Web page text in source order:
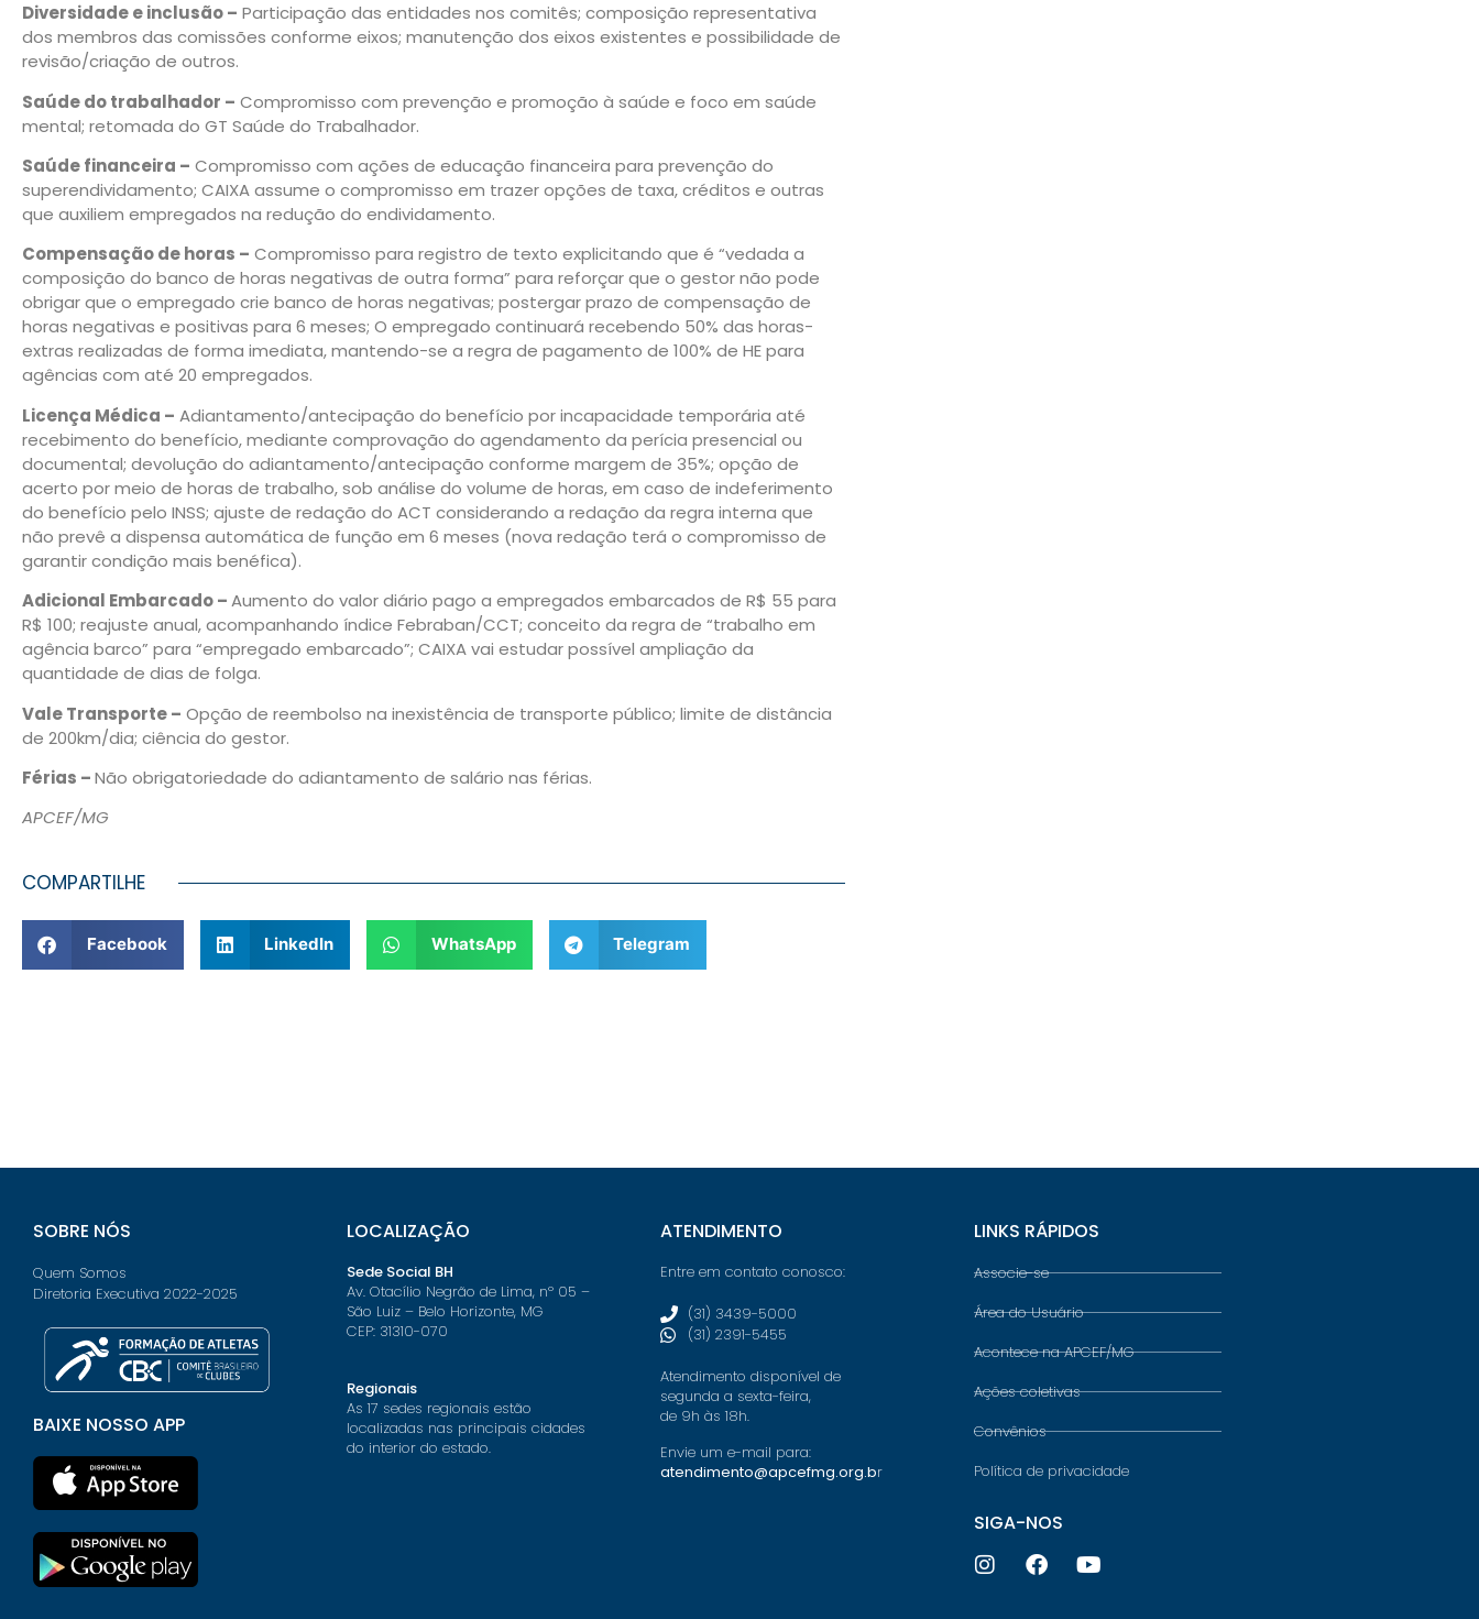
Diversidade e inclusão – Participação das entidades nos comitês; composição representativa
dos membros das comissões conforme eixos; manutenção dos eixos existentes e possibilidade de
revisão/criação de outros.
Saúde do trabalhador – Compromisso com prevenção e promoção à saúde e foco em saúde
mental; retomada do GT Saúde do Trabalhador.
Saúde financeira – Compromisso com ações de educação financeira para prevenção do
superendividamento; CAIXA assume o compromisso em trazer opções de taxa, créditos e outras
que auxiliem empregados na redução do endividamento.
Compensação de horas – Compromisso para registro de texto explicitando que é “vedada a
composição do banco de horas negativas de outra forma” para reforçar que o gestor não pode
obrigar que o empregado crie banco de horas negativas; postergar prazo de compensação de
horas negativas e positivas para 6 meses; O empregado continuará recebendo 50% das horas-
extras realizadas de forma imediata, mantendo-se a regra de pagamento de 100% de HE para
agências com até 20 empregados.
Licença Médica – Adiantamento/antecipação do benefício por incapacidade temporária até
recebimento do benefício, mediante comprovação do agendamento da perícia presencial ou
documental; devolução do adiantamento/antecipação conforme margem de 35%; opção de
acerto por meio de horas de trabalho, sob análise do volume de horas, em caso de indeferimento
do benefício pelo INSS; ajuste de redação do ACT considerando a redação da regra interna que
não prevê a dispensa automática de função em 6 meses (nova redação terá o compromisso de
garantir condição mais benéfica).
Adicional Embarcado –Aumento do valor diário pago a empregados embarcados de R$ 55 para
R$ 100; reajuste anual, acompanhando índice Febraban/CCT; conceito da regra de “trabalho em
agência barco” para “empregado embarcado”; CAIXA vai estudar possível ampliação da
quantidade de dias de folga.
Vale Transporte – Opção de reembolso na inexistência de transporte público; limite de distância
de 200km/dia; ciência do gestor.
Férias –Não obrigatoriedade do adiantamento de salário nas férias.
APCEF/MG
COMPARTILHE
Facebook LinkedIn WhatsApp Telegram
SOBRE NÓS
Quem Somos
Diretoria Executiva 2022-2025
BAIXE NOSSO APP
LOCALIZAÇÃO
Sede Social BH
Av. Otacílio Negrão de Lima, nº 05 –
São Luiz – Belo Horizonte, MG
CEP: 31310-070
Regionais
As 17 sedes regionais estão
localizadas nas principais cidades
do interior do estado.
ATENDIMENTO
Entre em contato conosco:
(31) 3439-5000
(31) 2391-5455
Atendimento disponível de
segunda a sexta-feira,
de 9h às 18h.
Envie um e-mail para:
atendimento@apcefmg.org.br
LINKS RÁPIDOS
Associe-se
Área do Usuário
Acontece na APCEF/MG
Ações coletivas
Convênios
Política de privacidade
SIGA-NOS